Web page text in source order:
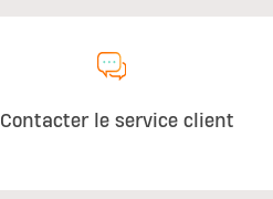
Contacter le service client